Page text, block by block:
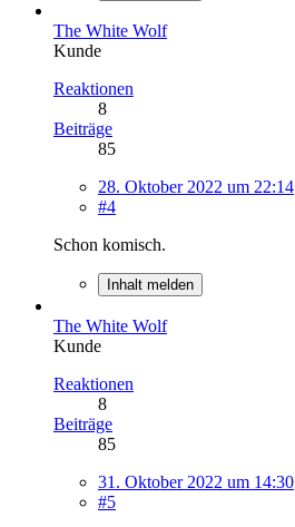
The White Wolf
Kunde
Reaktionen
8
Beiträge
85
28. Oktober 2022 um 22:14
#4
Schon komisch.
Inhalt melden
The White Wolf
Kunde
Reaktionen
8
Beiträge
85
31. Oktober 2022 um 14:30
#5